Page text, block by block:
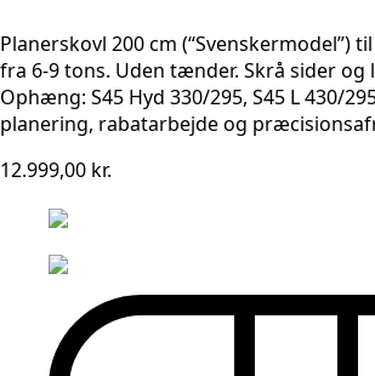
Planerskovl 200 cm (“Svenskermodel”)
fra 6-9 tons. Uden tænder. Skrå sider og
Ophæng: S45 Hyd 330/295, S45 L 430/
planering, rabatarbejde og
12.999,00 kr.